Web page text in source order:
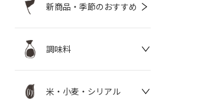
新商品・季節のおすすめ
調味料
米・小麦・シリアル